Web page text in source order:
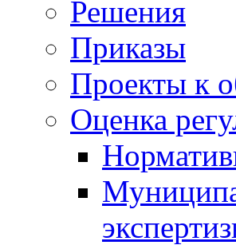
Решения
Приказы
Проекты к
Оценка